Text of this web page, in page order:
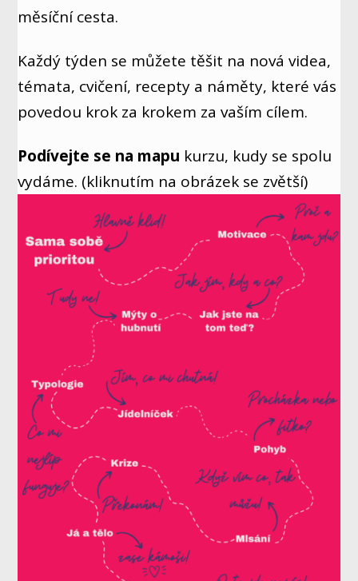
měsíční cesta.
Každý týden se můžete těšit na nová videa,
témata, cvičení, recepty a náměty, které vás
povedou krok za krokem za vaším cílem.
Podívejte se na mapu kurzu, kudy se spolu
vydáme. (kliknutím na obrázek se zvětší)